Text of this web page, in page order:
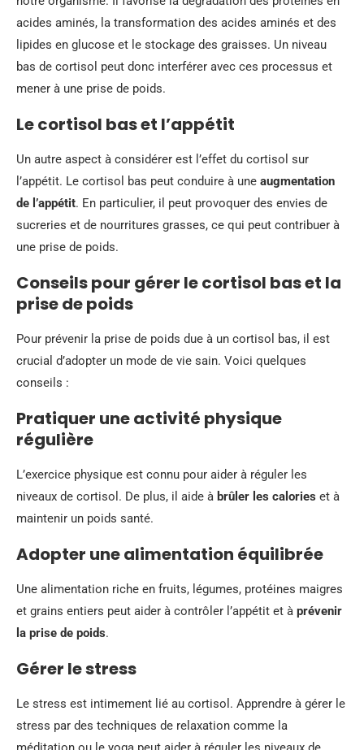
acides aminés, la transformation des acides aminés et des
lipides en glucose et le stockage des graisses. Un niveau
bas de cortisol peut donc interférer avec ces processus et
mener à une prise de poids.
Le cortisol bas et l’appétit
Un autre aspect à considérer est l’effet du cortisol sur
l’appétit. Le cortisol bas peut conduire à une augmentation
de l’appétit. En particulier, il peut provoquer des envies de
sucreries et de nourritures grasses, ce qui peut contribuer à
une prise de poids.
Conseils pour gérer le cortisol bas et la
prise de poids
Pour prévenir la prise de poids due à un cortisol bas, il est
crucial d’adopter un mode de vie sain. Voici quelques
conseils :
Pratiquer une activité physique
régulière
L’exercice physique est connu pour aider à réguler les
niveaux de cortisol. De plus, il aide à brûler les calories et à
maintenir un poids santé.
Adopter une alimentation équilibrée
Une alimentation riche en fruits, légumes, protéines maigres
et grains entiers peut aider à contrôler l’appétit et à prévenir
la prise de poids.
Gérer le stress
Le stress est intimement lié au cortisol. Apprendre à gérer le
stress par des techniques de relaxation comme la